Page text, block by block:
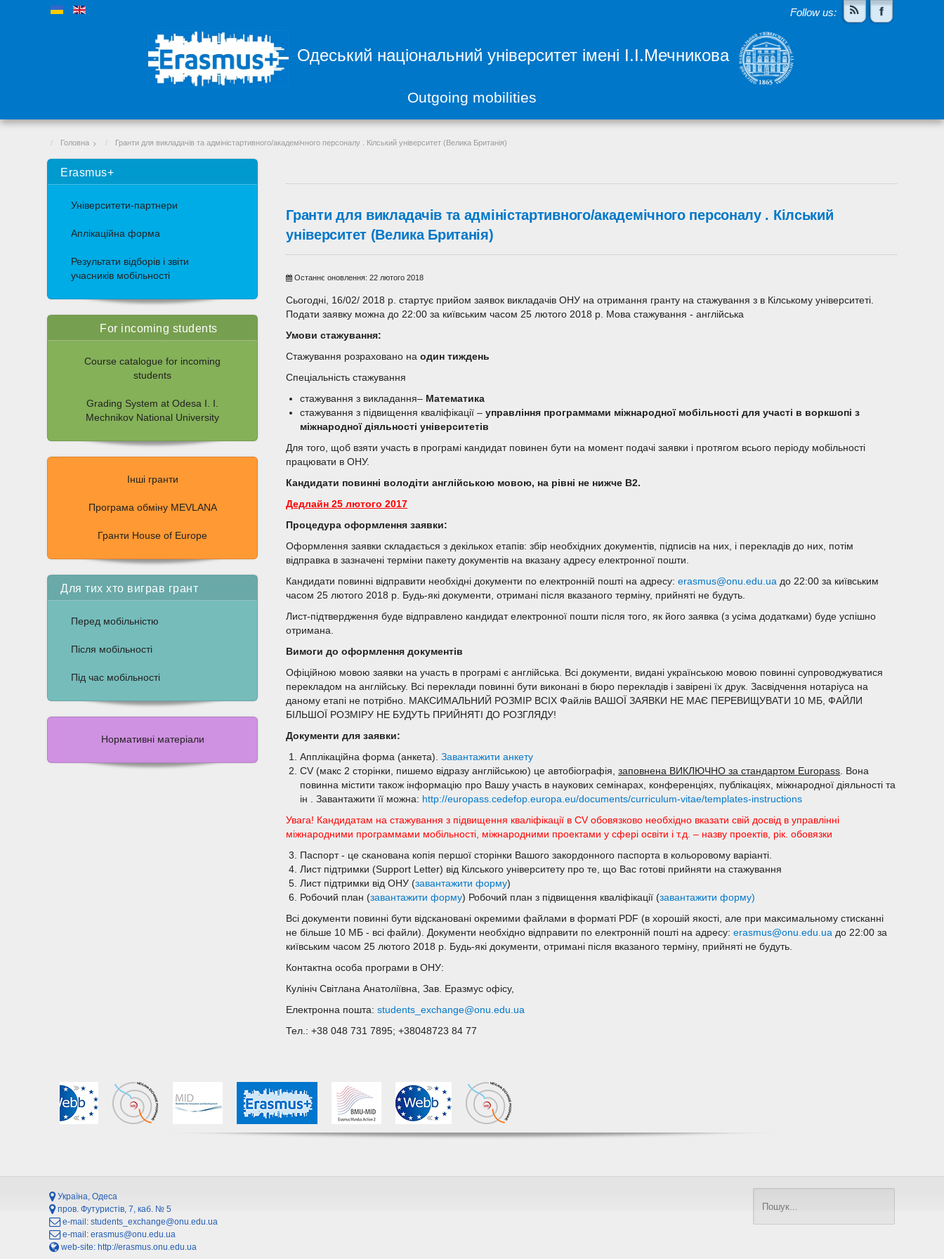
Follow us:
Одеський національний університет імені І.І.Мечникова
Outgoing mobilities
Головна Гранти для викладачів та адміністартивного/академічного персоналу . Кілський університет (Велика Британія)
Erasmus+
Університети-партнери
Аплікаційна форма
Результати відборів і звіти
учасників мобільності
For incoming students
Course catalogue for incoming
students
Grading System at Odesa I. I.
Mechnikov National University
Інші гранти
Програма обміну MEVLANA
Гранти House of Europe
Для тих хто виграв грант
Перед мобільністю
Після мобільності
Під час мобільності
Нормативні матеріали
Гранти для викладачів та адміністартивного/академічного персоналу . Кілський
університет (Велика Британія)
Останнє оновлення: 22 лютого 2018
Сьогодні, 16/02/ 2018 р. стартує прийом заявок викладачів ОНУ на отримання гранту на стажування з в Кілському університеті.
Подати заявку можна до 22:00 за київським часом 25 лютого 2018 р. Мова стажування - англійська
Умови стажування:
Стажування розраховано наодин тиждень
Спеціальність стажування
стажування з викладання– Математика
стажування з підвищення кваліфікації –управління программами міжнародної мобільності для участі в воркшопі з
міжнародної діяльності університетів
Для того, щоб взяти участь в програмі кандидат повинен бути на момент подачі заявки і протягом всього періоду мобільності
працювати в ОНУ.
Кандидати повинні володіти англійською мовою, на рівні не нижче В2.
Дедлайн 25 лютого 2017
Процедура оформлення заявки:
Оформлення заявки складається з декількох етапів: збір необхідних документів, підписів на них, і перекладів до них, потім
відправка в зазначені терміни пакету документів на вказану адресу електронної пошти.
Кандидати повинні відправити необхідні документи по електронній пошті на адресу:erasmus@onu.edu.ua до 22:00 за київським
часом 25 лютого 2018 р. Будь-які документи, отримані після вказаного терміну, прийняті не будуть.
Лист-підтвердження буде відправлено кандидат електронної пошти після того, як його заявка (з усіма додатками) буде успішно
отримана.
Вимоги до оформлення документів
Офіційною мовою заявки на участь в програмі є англійська. Всі документи, видані українською мовою повинні супроводжуватися
перекладом на англійську. Всі переклади повинні бути виконані в бюро перекладів і завірені їх друк. Засвідчення нотаріуса на
даному етапі не потрібно. МАКСИМАЛЬНИЙ РОЗМІР ВСІХ Файлів ВАШОЇ ЗАЯВКИ НЕ МАЄ ПЕРЕВИЩУВАТИ 10 МБ, ФАЙЛИ
БІЛЬШОЇ РОЗМІРУ НЕ БУДУТЬ ПРИЙНЯТІ ДО РОЗГЛЯДУ!
Документи для заявки:
Апплікаційна форма (анкета).Завантажити анкету
CV (макс 2 сторінки, пишемо відразу англійською) це автобіографія,заповнена ВИКЛЮЧНО за стандартом Europass. Вона
повинна містити також інформацію про Вашу участь в наукових семінарах, конференціях, публікаціях, міжнародної діяльності та
ін . Завантажити її можна: http://europass.cedefop.europa.eu/documents/curriculum-vitae/templates-instructions
Увага! Кандидатам на стажування з підвищення кваліфікації в CV обовязково необхідно вказати свій досвід в управлінні
міжнародними программами мобільності, міжнародними проектами у сфері освіти і т.д. – назву проектів, рік. обовязки
Паспорт - це сканована копія першої сторінки Вашого закордонного паспорта в кольоровому варіанті.
Лист підтримки (Support Letter) від Кілського університету про те, що Вас готові прийняти на стажування
Лист підтримки від ОНУ (завантажити форму)
Робочий план (завантажити форму) Робочий план з підвищення кваліфікації (завантажити форму)
Всі документи повинні бути відскановані окремими файлами в форматі PDF (в хорошій якості, але при максимальному стисканні
не більше 10 МБ - всі файли). Документи необхідно відправити по електронній пошті на адресу:erasmus@onu.edu.ua до 22:00 за
київським часом 25 лютого 2018 р. Будь-які документи, отримані після вказаного терміну, прийняті не будуть.
Контактна особа програми в ОНУ:
Кулініч Світлана Анатоліївна, Зав. Еразмус офісу,
Електронна пошта:students_exchange@onu.edu.ua
Тел.: +38 048 731 7895; +38048723 84 77
Україна, Одеса
пров. Футуристів, 7, каб. № 5
e-mail: students_exchange@onu.edu.ua
e-mail: erasmus@onu.edu.ua
web-site: http://erasmus.onu.edu.ua